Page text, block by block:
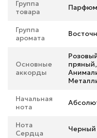
Группа
товара
Группа
аромата
Основные
аккорды
Начальная
нота
Нота
Сердца